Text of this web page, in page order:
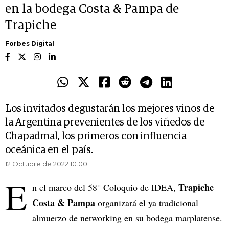
en la bodega Costa & Pampa de
Trapiche
Forbes Digital
Los invitados degustarán los mejores vinos de
la Argentina prevenientes de los viñedos de
Chapadmal, los primeros con influencia
oceánica en el país.
12 Octubre de 2022 10.00
E n el marco del 58° Coloquio de IDEA, Trapiche
Costa & Pampa organizará el ya tradicional
almuerzo de networking en su bodega marplatense.